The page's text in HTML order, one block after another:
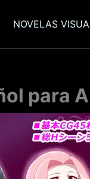
NOVELAS
para